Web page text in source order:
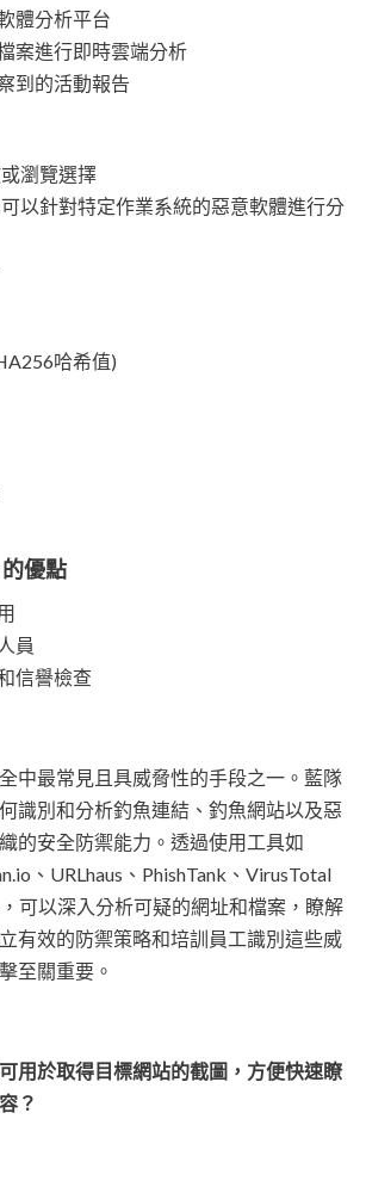
體分析平台
案進行即時雲端分析
到的活動報告
或瀏覽選擇
以針對特定作業系統的惡意軟體進行分
哈希值)
優點
員
信譽檢查
中最常見且具威脅性的手段之一。藍隊
識別和分析釣魚連結、釣魚網站以及惡
的安全防禦能力。透過使用工具如
、URLhaus、PhishTank、VirusTotal
可以深入分析可疑的網址和檔案，瞭解
有效的防禦策略和培訓員工識別這些威
至關重要。
用於取得目標網站的截圖，方便快速瞭
？